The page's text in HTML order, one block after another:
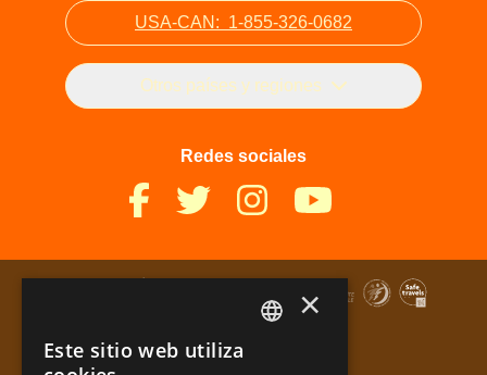
USA-CAN: 1-855-326-0682
Otros países y regiones
Redes sociales
×
Este sitio web utiliza